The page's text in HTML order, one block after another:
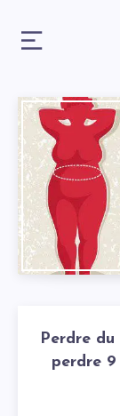
Perdre
perdre